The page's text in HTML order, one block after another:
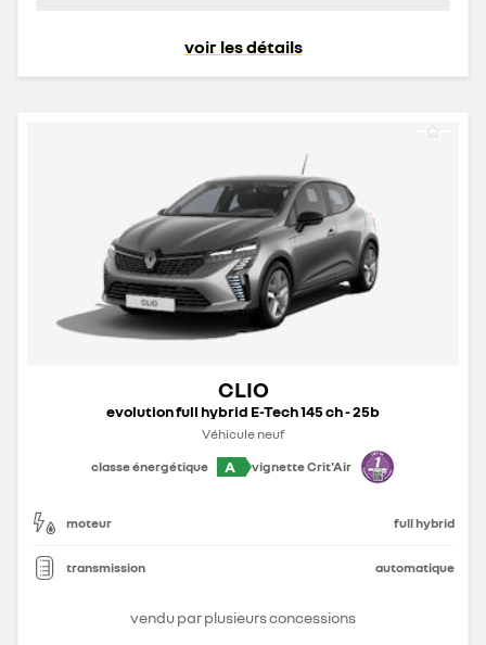
voir les détails
CLIO
evolution full hybrid E-Tech 145 ch - 25b
Véhicule neuf
classe énergétique
A vignette Crit'Air
moteur full hybrid
transmission automatique
vendu par plusieurs concessions